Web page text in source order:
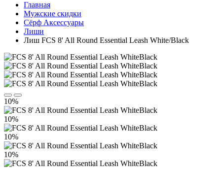
Главная
Мужские скидки
Сёрф Аксессуары
Лиши
Лиш FCS 8' All Round Essential Leash White/Black
10%
10%
10%
10%